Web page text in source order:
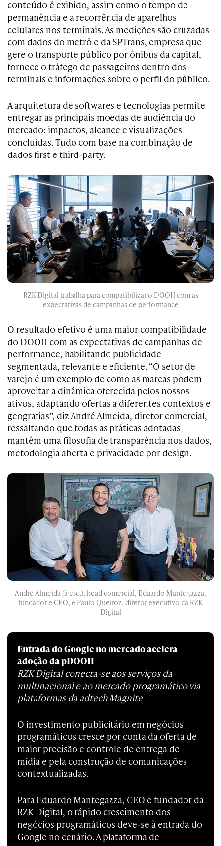
conteúdo é exibido, assim como o tempo de
permanência e a recorrência de aparelhos
celulares nos terminais. As medições são cruzadas
com dados do metrô e da SPTrans, empresa que
gere o transporte público por ônibus da capital,
fornece o tráfego de passageiros dentro dos
terminais e informações sobre o perfil do público.
A arquitetura de softwares e tecnologias permite
entregar as principais moedas de audiência do
mercado: impactos, alcance e visualizações
concluídas. Tudo com base na combinação de
dados first e third-party.
RZK Digital trabalha para compatibilizar o DOOH com as
expectativas de campanhas de performance
O resultado efetivo é uma maior compatibilidade
do DOOH com as expectativas de campanhas de
performance, habilitando publicidade
segmentada, relevante e eficiente. “O setor de
varejo é um exemplo de como as marcas podem
aproveitar a dinâmica oferecida pelos nossos
ativos, adaptando ofertas a diferentes contextos e
geografias”, diz André Almeida, diretor comercial,
ressaltando que todas as práticas adotadas
mantêm uma filosofia de transparência nos dados,
metodologia aberta e privacidade por design.
André Almeida (à esq.), head comercial, Eduardo Mantegazza,
fundador e CEO, e Paulo Queiroz, diretor executivo da RZK
Digital
Entrada do Google no mercado acelera
adoção da pDOOH
RZK Digital conecta-se aos serviços da
multinacional e ao mercado programático via
plataformas da adtech Magnite
O investimento publicitário em negócios
programáticos cresce por conta da oferta de
maior precisão e controle de entrega de
mídia e pela construção de comunicações
contextualizadas.
Para Eduardo Mantegazza, CEO e fundador da
RZK Digital, o rápido crescimento dos
negócios programáticos deve-se à entrada do
Google no cenário. A plataforma de